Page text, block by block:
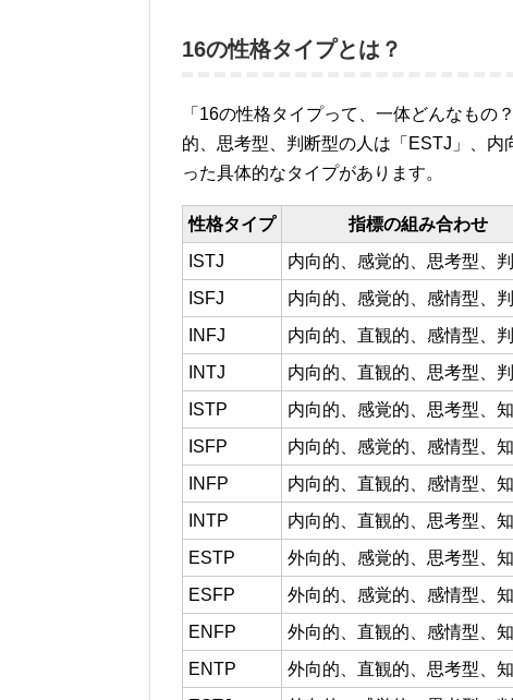
16の性格タイプとは？
「16の性格タイプって、一体どんなもの
的、思考型、判断型の人は「ESTJ」、
った具体的なタイプがあります。
性格タイプ 指標の組み合わせ
ISTJ
内向的、感覚的、思考型、
ISFJ
内向的、感覚的、感情型、
INFJ
内向的、直観的、感情型、
INTJ
内向的、直観的、思考型、
ISTP
内向的、感覚的、思考型、
ISFP
内向的、感覚的、感情型、
INFP
内向的、直観的、感情型、
INTP
内向的、直観的、思考型、
ESTP
外向的、感覚的、思考型、
ESFP
外向的、感覚的、感情型、
ENFP
外向的、直観的、感情型、
ENTP
外向的、直観的、思考型、